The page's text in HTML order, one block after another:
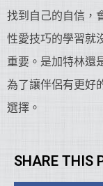
找到自己的自信，
性愛技巧的學習就
重要。是加特林還
為了讓伴侶有更好
選擇。
SHARE THIS